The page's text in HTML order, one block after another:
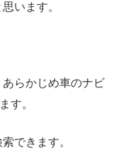
います。
らかじめ車のナビ
す。
できます。